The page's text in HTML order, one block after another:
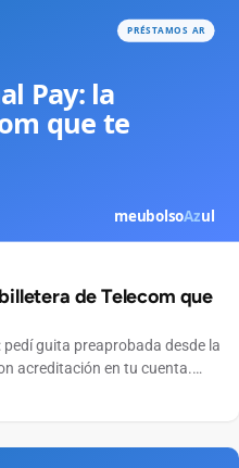
de Telecom que
guita preaprobada desde la
acreditación en tu cuenta.